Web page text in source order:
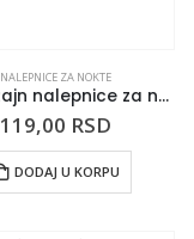
NALEPNICE ZA NOKTE
Foto dizajn nalepnice za nokte – 10
119,00 RSD
DODAJ U KORPU